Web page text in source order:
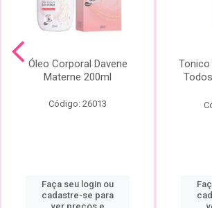
Óleo Corporal Davene
Materne 200ml
Código: 26013
Faça seu login ou
cadastre-se para
Tonico